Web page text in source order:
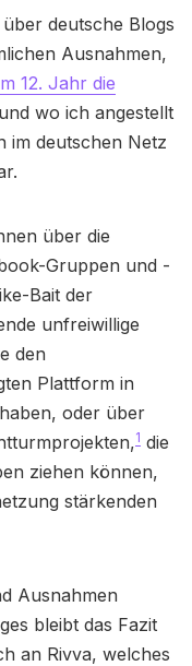
deutsche Blogs
Ausnahmen,
12. Jahr die
wo ich angestellt
im deutschen Netz
über die
Gruppen und -
Bait der
unfreiwillige
den
Plattform in
oder über
1 die
ziehen können,
stärkenden
Ausnahmen
bleibt das Fazit
an Rivva, welches